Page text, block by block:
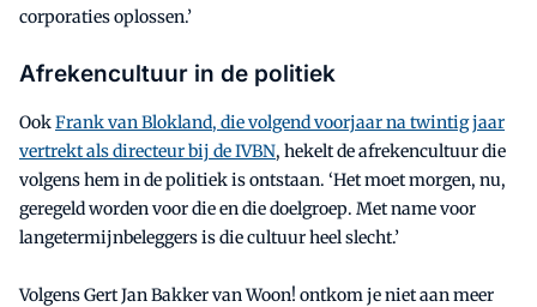
corporaties oplossen.’
Afrekencultuur in de politiek
OokFrank van Blokland, die volgend voorjaar na twintig jaar
vertrekt als directeur bij de IVBN, hekelt de afrekencultuur die
volgens hem in de politiek is ontstaan. ‘Het moet morgen, nu,
geregeld worden voor die en die doelgroep. Met name voor
langetermijnbeleggers is die cultuur heel slecht.’
Volgens Gert Jan Bakker van Woon! ontkom je niet aan meer